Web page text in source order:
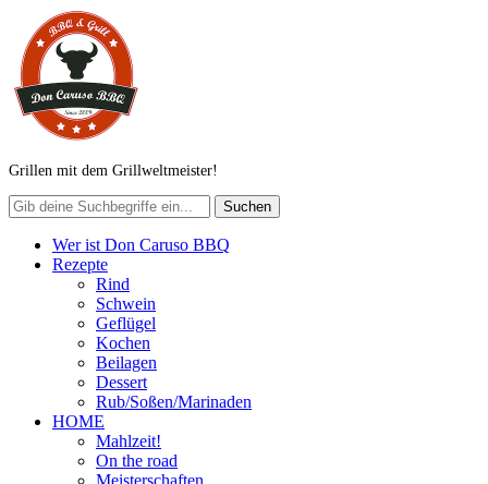
Grillen mit dem Grillweltmeister!
Wer ist Don Caruso BBQ
Rezepte
Rind
Schwein
Geflügel
Kochen
Beilagen
Dessert
Rub/Soßen/Marinaden
HOME
Mahlzeit!
On the road
Meisterschaften